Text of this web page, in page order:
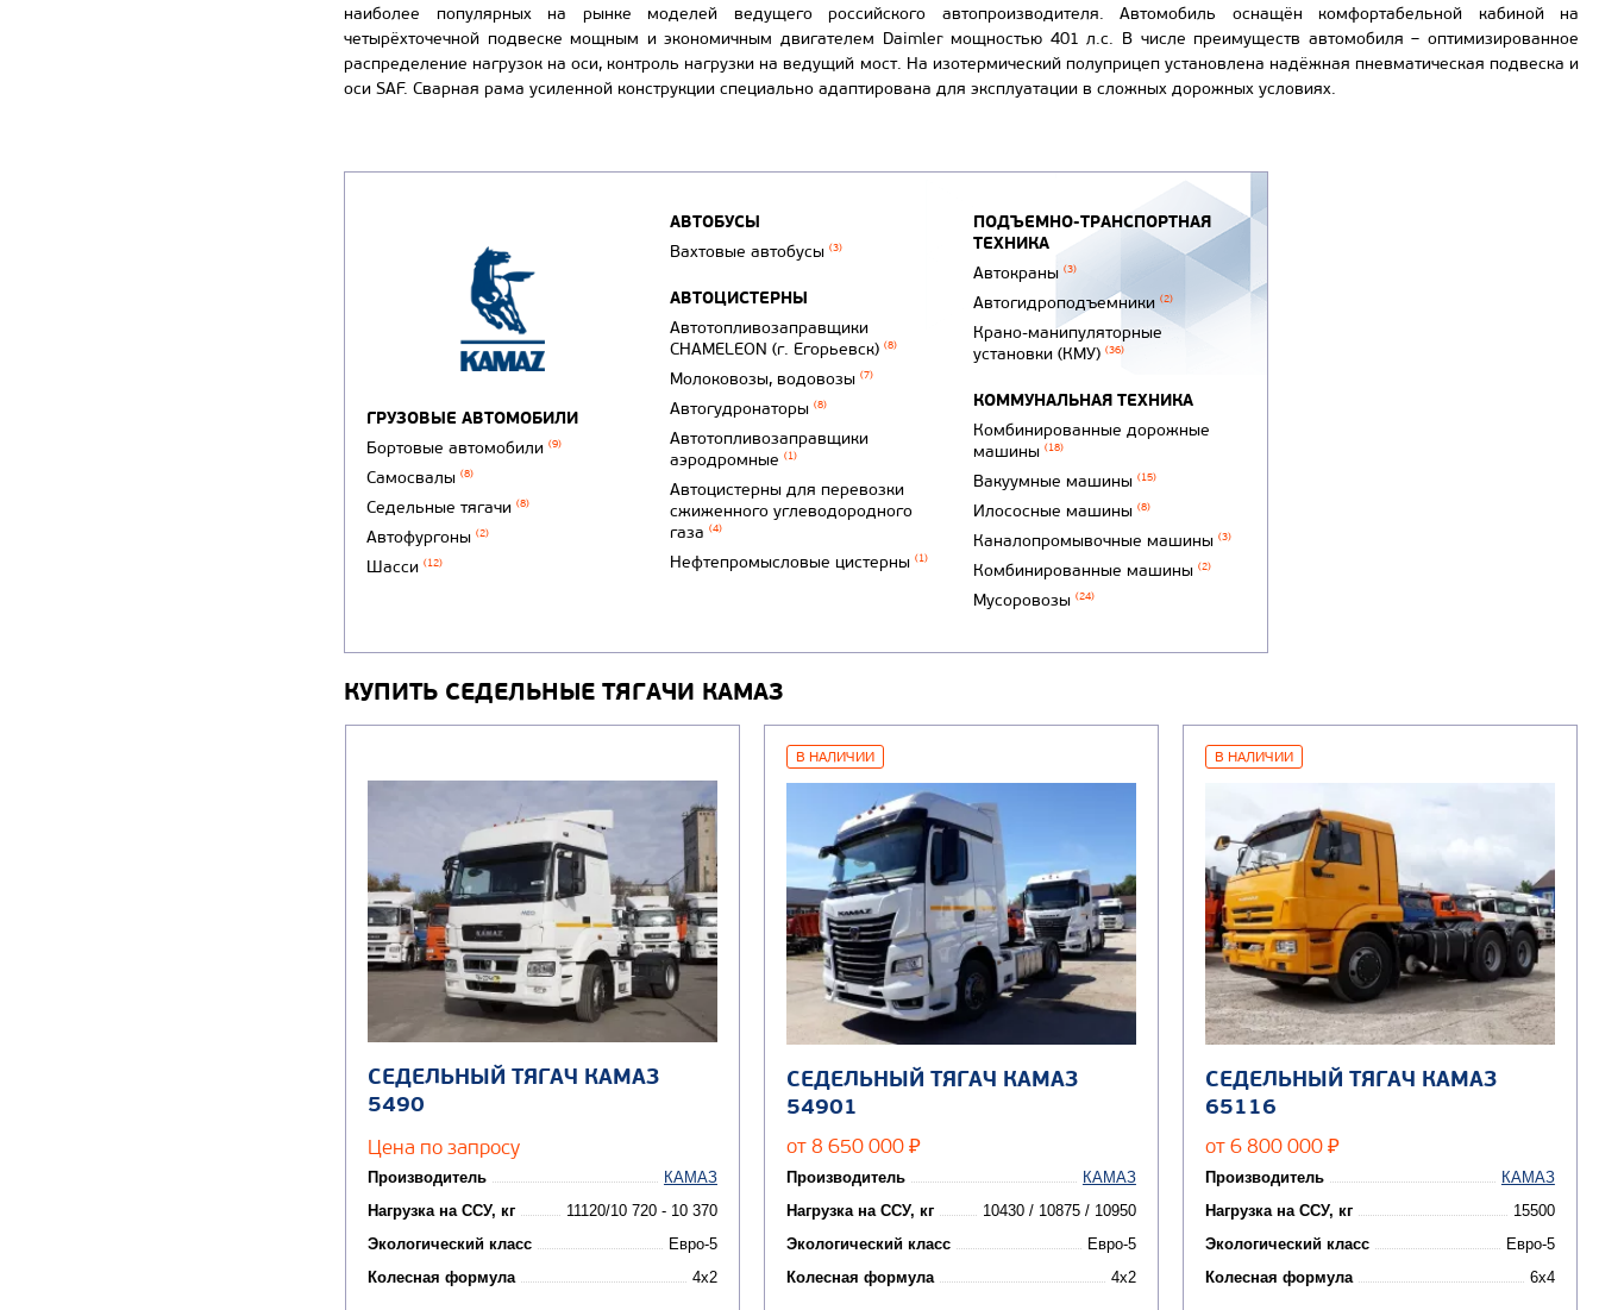
наиболее популярных на рынке моделей ведущего российского автопроизводителя. Автомобиль оснащён комфортабельной кабиной на
четырёхточечной подвеске мощным и экономичным двигателем Daimler мощностью 401 л.с. В числе преимуществ автомобиля – оптимизированное
распределение нагрузок на оси, контроль нагрузки на ведущий мост. На изотермический полуприцеп установлена надёжная пневматическая подвеска и
оси SAF. Сварная рама усиленной конструкции специально адаптирована для эксплуатации в сложных дорожных условиях.
ГРУЗОВЫЕ АВТОМОБИЛИ
Бортовые автомобили (9)
Самосвалы (8)
Седельные тягачи (8)
Автофургоны (2)
Шасси (12)
АВТОБУСЫ
Вахтовые автобусы (3)
АВТОЦИСТЕРНЫ
Автотопливозаправщики
CHAMELEON (г. Егорьевск) (8)
Молоковозы, водовозы (7)
Автогудронаторы (8)
Автотопливозаправщики
аэродромные (1)
Автоцистерны для перевозки
сжиженного углеводородного
газа (4)
Нефтепромысловые цистерны (1)
ПОДЪЕМНО-ТРАНСПОРТНАЯ
ТЕХНИКА
Автокраны (3)
Автогидроподъемники (2)
Крано-манипуляторные
установки (КМУ) (36)
КОММУНАЛЬНАЯ ТЕХНИКА
Комбинированные дорожные
машины (18)
Вакуумные машины (15)
Илососные машины (8)
Каналопромывочные машины (3)
Комбинированные машины (2)
Мусоровозы (24)
КУПИТЬ СЕДЕЛЬНЫЕ ТЯГАЧИ КАМАЗ
СЕДЕЛЬНЫЙ ТЯГАЧ КАМАЗ
5490
Цена по запросу
Производитель
КАМАЗ
Нагрузка на ССУ, кг
11120/10 720 - 10 370
Экологический класс
Евро-5
Колесная формула
4x2
В НАЛИЧИИ
СЕДЕЛЬНЫЙ ТЯГАЧ КАМАЗ
54901
от 8 650 000 ₽
Производитель
КАМАЗ
Нагрузка на ССУ, кг
10430 / 10875 / 10950
Экологический класс
Евро-5
Колесная формула
4x2
В НАЛИЧИИ
СЕДЕЛЬНЫЙ ТЯГАЧ КАМАЗ
65116
от 6 800 000 ₽
Производитель
КАМАЗ
Нагрузка на ССУ, кг
15500
Экологический класс
Евро-5
Колесная формула
6x4